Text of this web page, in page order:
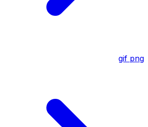
gif png